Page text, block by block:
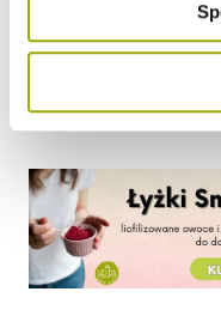
Bajecznie kolorowe i pyszne
Owoc to zimna przekąska,